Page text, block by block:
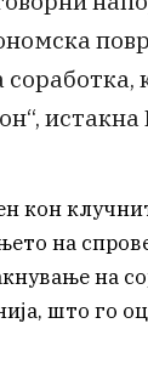
истакна
кон
на
на
што го